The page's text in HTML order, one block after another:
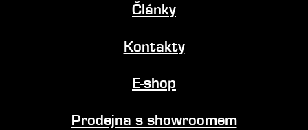
Články
Kontakty
E-shop
Prodejna s showroomem